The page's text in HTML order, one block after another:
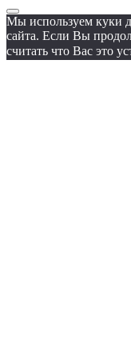
Мы используем куки
сайта. Если Вы
считать что Вас это